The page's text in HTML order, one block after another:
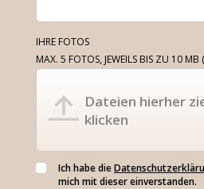
IHRE FOTOS
MAX. 5 FOTOS, JEWEILS BIS ZU 10 MB
Dateien hierher
klicken
Ich habe die
mich mit dieser einverstanden.